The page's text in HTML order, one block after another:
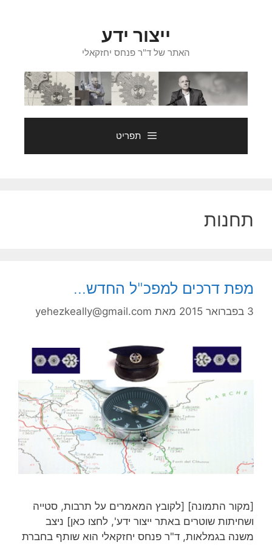
ייצור ידע
האתר של ד"ר פנחס יחזקאלי
תפריט
תחנות
מפת דרכים למפכ"ל החדש…
3 בפברואר 2015 מאת yehezkeally@gmail.com
[מקור התמונה] [לקובץ המאמרים על תרבות, סטייה
ושחיתות שוטרים באתר ייצור ידע', לחצו כאן] ניצב
משנה בגמלאות, ד"ר פנחס יחזקאלי הוא שותף בחברת